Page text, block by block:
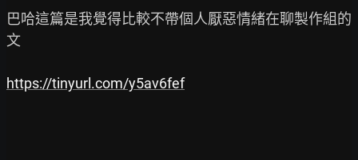
巴哈這篇是我覺得比較不帶個人厭惡情緒在聊製作組的
文
https://tinyurl.com/y5av6fef